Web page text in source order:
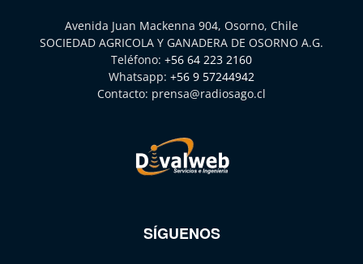
Avenida Juan Mackenna 904, Osorno, Chile
SOCIEDAD AGRICOLA Y GANADERA DE OSORNO A.G.
Teléfono: +56 64 223 2160
Whatsapp: +56 9 57244942
Contacto: prensa@radiosago.cl
SÍGUENOS